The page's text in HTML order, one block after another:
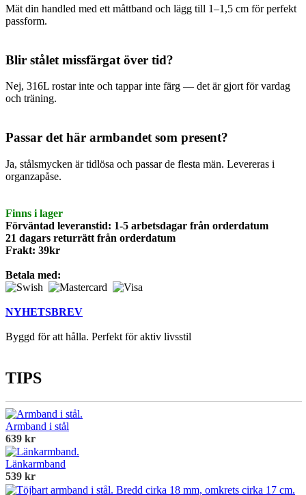
Mät din handled med ett måttband och lägg till 1–1,5 cm för perfekt
passform.
Blir stålet missfärgat över tid?
Nej, 316L rostar inte och tappar inte färg — det är gjort för vardag
och träning.
Passar det här armbandet som present?
Ja, stålsmycken är tidlösa och passar de flesta män. Levereras i
organzapåse.
Finns i lager
Förväntad leveranstid: 1-5 arbetsdagar från orderdatum
21 dagars returrätt från orderdatum
Frakt: 39kr
Betala med:
NYHETSBREV
Byggd för att hålla. Perfekt för aktiv livsstil
TIPS
Armband i stål
639 kr
Länkarmband
539 kr